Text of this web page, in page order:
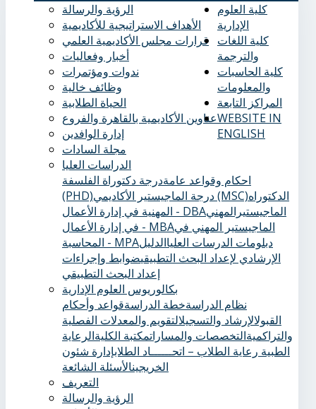
الرؤية والرسالة
الأهداف الاستراتيجية للأكاديمية
قرارات مجلس الأكاديمية العلمي
أخبار وفعاليات
ندوات ومؤتمرات
وظائف خالية
الحياة الطلابية
عناوين الأكاديمية بالقاهرة والفروع
إدارة الوافدين
كلية العلوم
الإدارية
مجلة السادات
الدراسات العليا
احكام وقواعد عامةدرجة دكتوراة الفلسفة
(PHD)
درجة الماجيستير الأكاديمي (MSC)الدكتوراه
المهنية في إدارة الأعمال - DBAالماجيستيرالمهني
في إدارة الأعمال - MBAالماجيستير المهني في
المحاسبة - MPA
دبلومات الدرسات العلياالدليل
الإرشادي لإعداد البحث التطبيقيضوابط وإجراءات
إعداد البحث التطبيقي
بكالوريوس العلوم الإدارية
نظام الدراسةخطة الدراسةقواعد وأحكام
القبولالإرشاد والتسجيلالتقويم والمعدلات الفصلية
والتراكميةالتخصصات والمساراتمكتبة الكليةالرعاية
الطبية ‏ رعاية الطلاب – اتحــــــاد الطلابإدارة شئون
الخريجينالأسئلة الشائعة
كلية اللغات
والترجمة
التعريف
الرؤية والرسالة
كلية الحاسبات
والمعلومات
المراكز التابعة
WEBSITE IN
ENGLISH